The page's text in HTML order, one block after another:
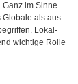
im Sinne
Globale als aus
Lokal-
wichtige Rolle